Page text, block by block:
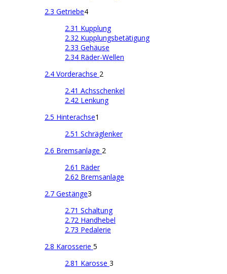
2.3 Getriebe4
2.31 Kupplung
2.32 Kupplungsbetätigung
2.33 Gehäuse
2.34 Räder-Wellen
2.4 Vorderachse 2
2.41 Achsschenkel
2.42 Lenkung
2.5 Hinterachse1
2.51 Schräglenker
2.6 Bremsanlage 2
2.61 Räder
2.62 Bremsanlage
2.7 Gestänge3
2.71 Schaltung
2.72 Handhebel
2.73 Pedalerie
2.8 Karosserie 5
2.81 Karosse 3